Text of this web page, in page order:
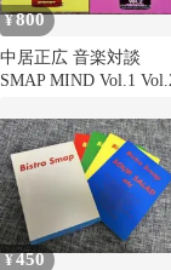
¥800
中居正広 音楽対談
SMAP MIND Vol.1
¥450